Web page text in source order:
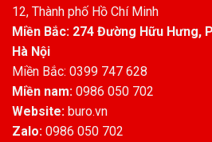
12, Thành phố Hồ Chí Minh
Miền Bắc: 274 Đường Hữu Hưng,
Hà Nội
Miền Bắc: 0399 747 628
Miền nam: 0986 050 702
Website: buro.vn
Zalo: 0986 050 702